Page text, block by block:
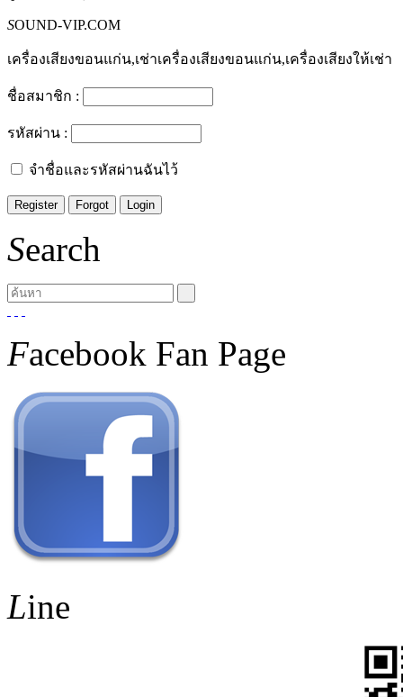
SOUND-VIP.COM
เครื่องเสียงขอนแก่น,เช่าเครื่องเสียงขอนแก่น,เครื่องเสียงให้เช่า
ชื่อสมาชิก :
รหัสผ่าน :
จำชื่อและรหัสผ่านฉันไว้
Search
Facebook Fan Page
Line